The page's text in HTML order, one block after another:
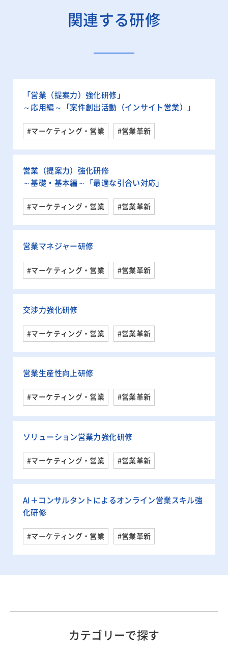
関連する研修
「営業（提案力）強化研修」
～応用編～「案件創出活動（インサイト営業）」
#マーケティング・営業 #営業革新
営業（提案力）強化研修
～基礎・基本編～「最適な引合い対応」
#マーケティング・営業 #営業革新
営業マネジャー研修
#マーケティング・営業 #営業革新
交渉力強化研修
#マーケティング・営業 #営業革新
営業生産性向上研修
#マーケティング・営業 #営業革新
ソリューション営業力強化研修
#マーケティング・営業 #営業革新
AI＋コンサルタントによるオンライン営業スキル強
化研修
#マーケティング・営業 #営業革新
カテゴリーで探す